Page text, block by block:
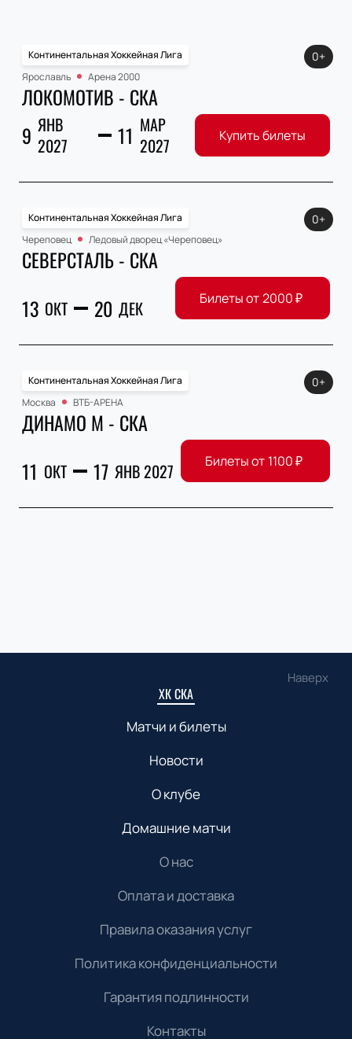
Континентальная Хоккейная Лига
Ярославль
Арена 2000
ЛОКОМОТИВ - СКА
9 ЯНВ
2027
11 МАР
2027
0+
Купить билеты
Континентальная Хоккейная Лига
Череповец
Ледовый дворец «Череповец»
СЕВЕРСТАЛЬ - СКА
13 ОКТ 20 ДЕК
0+
Билеты от2000₽
Континентальная Хоккейная Лига
Москва
ВТБ-АРЕНА
ДИНАМО М - СКА
11 ОКТ 17 ЯНВ 2027
0+
Билеты от 1100₽
Наверх
ХК СКА
Матчи и билеты
Новости
О клубе
Домашние матчи
О нас
Оплата и доставка
Правила оказания услуг
Политика конфиденциальности
Гарантия подлинности
Контакты